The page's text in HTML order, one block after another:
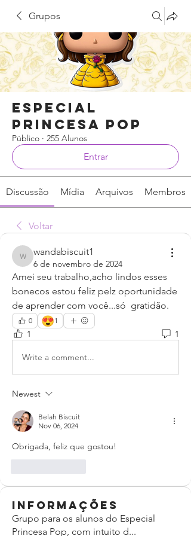
Grupos
Especial
Princesa Pop
Público · 255 Alunos
Entrar
Discussão Mídia Arquivos Membros
Voltar
wandabiscuit1
wandabiscuit1
6 de novembro de 2024
Amei seu trabalho,acho lindos esses
bonecos estou feliz pelz oportunidade
de aprender com você...só  gratidão.
0 😍1
1 1
Write a comment...
Newest
Belah Biscuit
Nov 06, 2024
Obrigada, feliz que gostou!
Informações
Grupo para os alunos do Especial
Princesa Pop, com intuito d...